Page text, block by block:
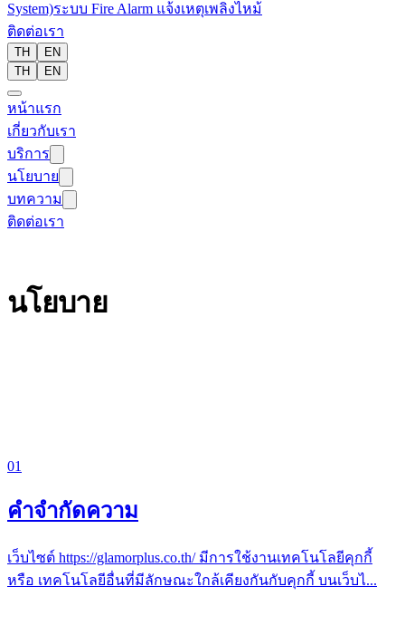
System)ระบบ Fire Alarm แจ้งเหตุเพลิงไหม้
ติดต่อเรา
TH
EN
TH
EN
หน้าแรก
เกี่ยวกับเรา
บริการ
นโยบาย
บทความ
ติดต่อเรา
นโยบาย
01
คำจำกัดความ
เว็บไซต์ https://glamorplus.co.th/ มีการใช้งานเทคโนโลยีคุกกี้
หรือ เทคโนโลยีอื่นที่มีลักษณะใกล้เคียงกันกับคุกกี้ บนเว็บไ...